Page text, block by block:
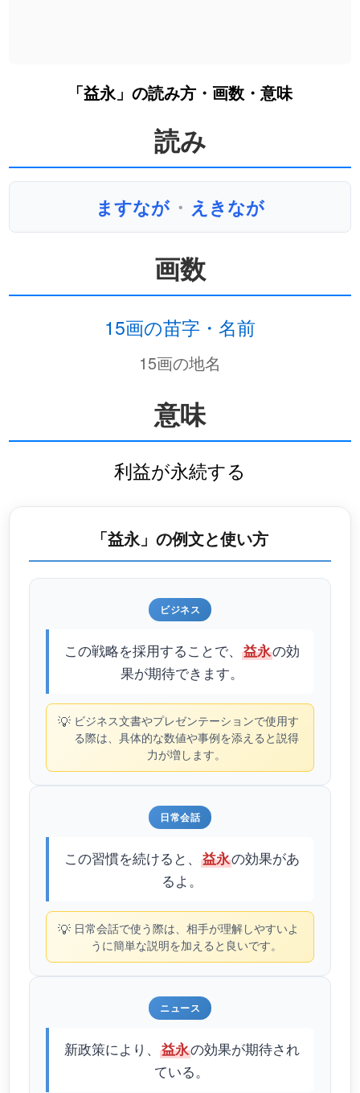
「益永」の読み方・画数・意味
読み
ますなが ・ えきなが
画数
15画の苗字・名前
15画の地名
意味
利益が永続する
「益永」の例文と使い方
ビジネス
この戦略を採用することで、 益永の効
果が期待できます。
💡 ビジネス文書やプレゼンテーションで使用す
る際は、具体的な数値や事例を添えると説得
力が増します。
日常会話
この習慣を続けると、 益永の効果があ
るよ。
💡 日常会話で使う際は、相手が理解しやすいよ
うに簡単な説明を加えると良いです。
ニュース
新政策により、 益永の効果が期待され
ている。